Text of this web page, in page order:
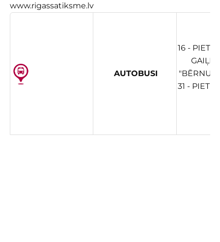
www.rigassatiksme.lv
AUTOBUSI
16 -
"BĒRNU
31 -